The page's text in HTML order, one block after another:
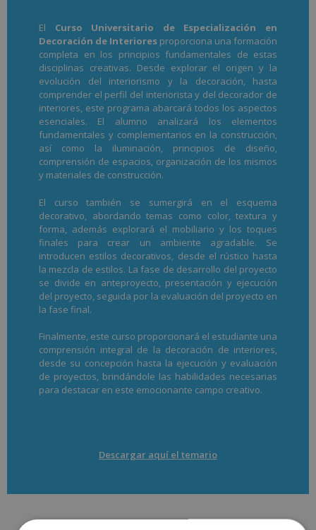
El Curso Universitario de Especialización en
Decoración de Interiores proporciona una formación
completa en los principios fundamentales de estas
disciplinas creativas. Desde explorar el origen y la
evolución del interiorismo y la decoración, hasta
comprender el perfil del interiorista y del decorador de
interiores, este programa abarcará todos los aspectos
esenciales. El alumno analizará los elementos
fundamentales y complementarios en la construcción,
así como la iluminación, principios de diseño,
comprensión de espacios, organización de los mismos
y materiales de construcción.
El curso también se sumergirá en el esquema
decorativo, abordando temas como color, textura y
forma, además explorará el mobiliario y los toques
finales para crear un ambiente agradable. Se
introducen estilos decorativos, desde el rústico hasta
la mezcla de estilos. La fase de desarrollo del proyecto
se divide en anteproyecto, presentación y ejecución
del proyecto, seguida por la evaluación del proyecto en
la fase final.
Finalmente, este curso proporcionará el estudiante una
comprensión integral de la decoración de interiores,
desde su concepción hasta la ejecución y evaluación
de proyectos, brindándole las habilidades necesarias
para destacar en este emocionante campo creativo.
Descargar aquí el temario